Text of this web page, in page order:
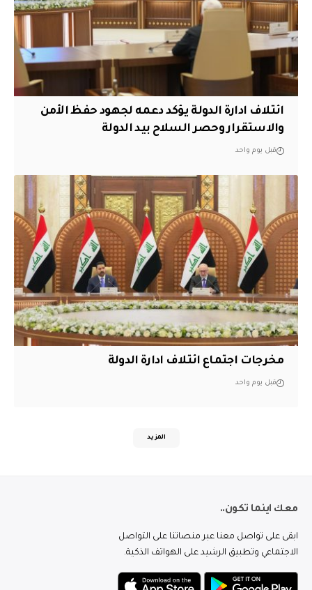
ائتلاف ادارة الدولة يؤكد دعمه لجهود حفظ الأمن
والاستقرار وحصر السلاح بيد الدولة
قبل يوم واحد
مخرجات اجتماع ائتلاف ادارة الدولة
قبل يوم واحد
المزيد
معك اينما تكون..
ابقى على تواصل معنا عبر منصاتنا على التواصل
الاجتماعي وتطبيق الرشيد على الهواتف الذكية.